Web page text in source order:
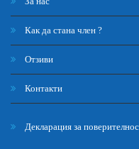
Как да стана член ?
Отзиви
Контакти
Декларация за